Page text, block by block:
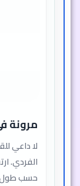
مرونة
لا داعي
الفردي.
حسب طول